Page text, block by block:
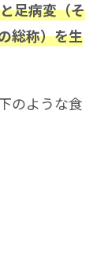
足病変（そ
総称）を生
のような食